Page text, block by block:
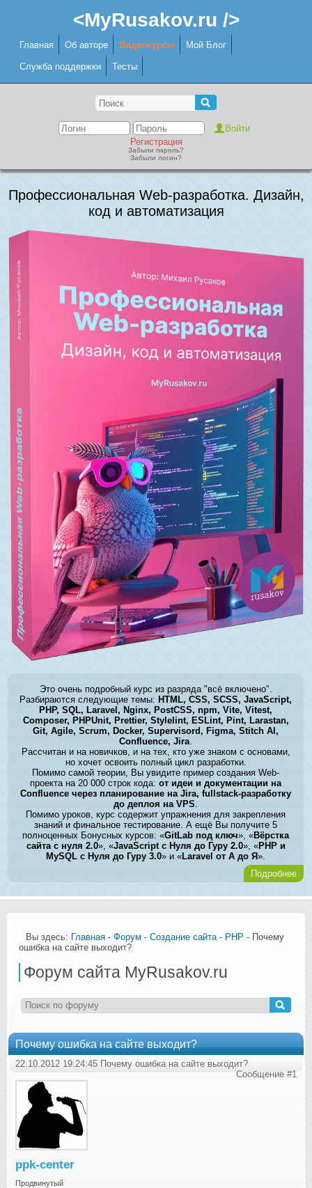
<MyRusakov.ru />
Главная Об авторе Видеокурсы Мой Блог
Служба поддержки Тесты
Регистрация
Забыли пароль?
Забыли логин?
Профессиональная Web-разработка. Дизайн,
код и автоматизация
Это очень подробный курс из разряда "всё включено".
Разбираются следующие темы: HTML, CSS, SCSS, JavaScript,
PHP, SQL, Laravel, Nginx, PostCSS, npm, Vite, Vitest,
Composer, PHPUnit, Prettier, Stylelint, ESLint, Pint, Larastan,
Git, Agile, Scrum, Docker, Supervisord, Figma, Stitch AI,
Confluence, Jira.
Рассчитан и на новичков, и на тех, кто уже знаком с основами,
но хочет освоить полный цикл разработки.
Помимо самой теории, Вы увидите пример создания Web-
проекта на 20 000 строк кода:от идеи и документации на
Confluence через планирование на Jira, fullstack-разработку
до деплоя на VPS.
Помимо уроков, курс содержит упражнения для закрепления
знаний и финальное тестирование. А ещё Вы получите 5
полноценных Бонусных курсов: «GitLab под ключ», «Вёрстка
сайта с нуля 2.0», «JavaScript с Нуля до Гуру 2.0», «PHP и
MySQL с Нуля до Гуру 3.0» и «Laravel от А до Я».
Подробнее
Вы здесь: Главная - Форум - Создание сайта- PHP - Почему
ошибка на сайте выходит?
Форум сайта MyRusakov.ru
Почему ошибка на сайте выходит?
22.10.2012 19:24:45 Почему ошибка на сайте выходит?
Сообщение #1
ppk-center
Продвинутый